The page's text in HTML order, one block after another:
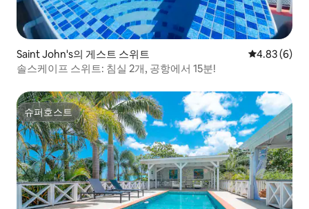
Saint John's의 게스트 스위트 평점 4.83점
4.83 (6)
솔스케이프 스위트: 침실 2개, 공항에서 15분!
슈퍼호스트
슈퍼호스트